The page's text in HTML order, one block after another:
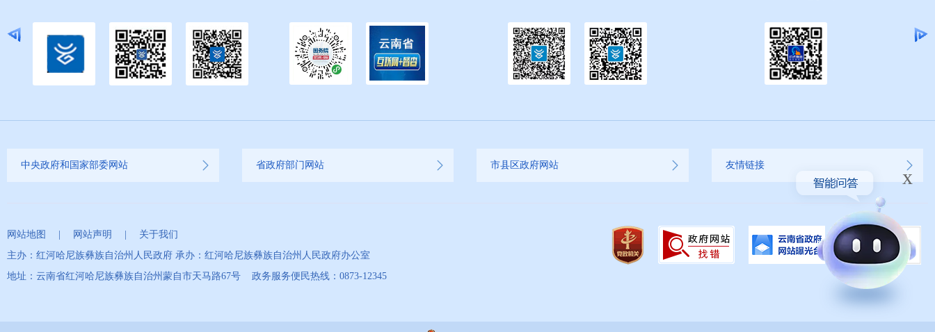
中央政府和国家部委网站 省政府部门网站 市县区政府网站 友情链接
网站地图 | 网站声明 | 关于我们
主办：红河哈尼族彝族自治州人民政府 承办：红河哈尼族彝族自治州人民政府办公室
地址：云南省红河哈尼族彝族自治州蒙自市天马路67号 政务服务便民热线：0873-12345
x